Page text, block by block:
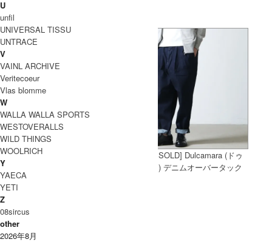
[THANK SOLD] Dulcamara (ドゥ
ルカマラ) よそいきタックワイド
PT
[THANK SOLD] Dulcamara (ドゥ
ルカマラ) デニムオーバータック
U
unfil
UNIVERSAL TISSU
UNTRACE
V
VAINL ARCHIVE
Veritecoeur
Vlas blomme
W
WALLA WALLA SPORTS
WESTOVERALLS
WILD THINGS
WOOLRICH
Y
YAECA
YETI
Z
08sircus
other
2026年8月